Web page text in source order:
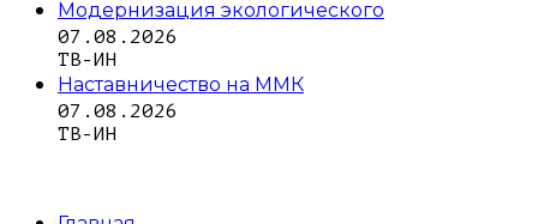
Модернизация экологического
07.08.2026
ТВ-ИН
Наставничество на ММК
07.08.2026
ТВ-ИН